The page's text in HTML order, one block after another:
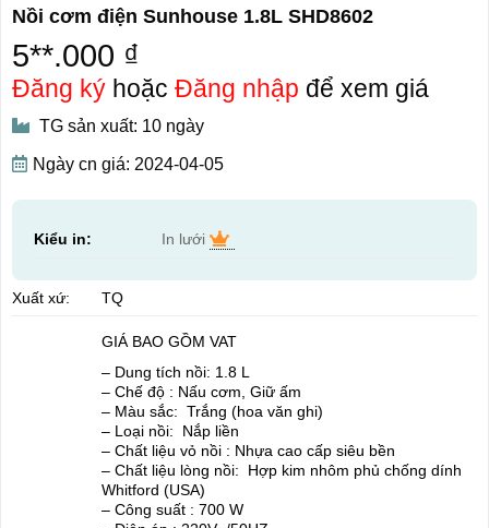
Nồi cơm điện Sunhouse 1.8L SHD8602
5**.000 ₫
Đăng kýhoặc Đăng nhập để xem giá
TG sản xuất: 10 ngày
Ngày cn giá: 2024-04-05
Kiểu in: In lưới
Xuất xứ: TQ
GIÁ BAO GỒM VAT
– Dung tích nồi: 1.8 L
– Chế độ : Nấu cơm, Giữ ấm
– Màu sắc: Trắng (hoa văn ghi)
– Loại nồi: Nắp liền
– Chất liệu vỏ nồi : Nhựa cao cấp siêu bền
– Chất liệu lòng nồi: Hợp kim nhôm phủ chống dính
Whitford (USA)
– Công suất : 700 W